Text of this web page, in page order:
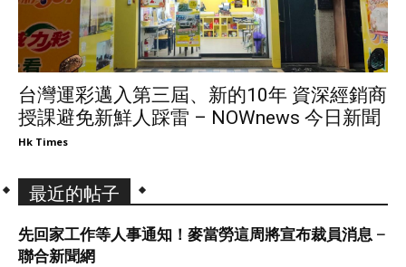
台灣運彩邁入第三屆、新的10年 資深經銷商
授課避免新鮮人踩雷 – NOWnews 今日新聞
Hk Times
最近的帖子
先回家工作等人事通知！麥當勞這周將宣布裁員消息 –
聯合新聞網